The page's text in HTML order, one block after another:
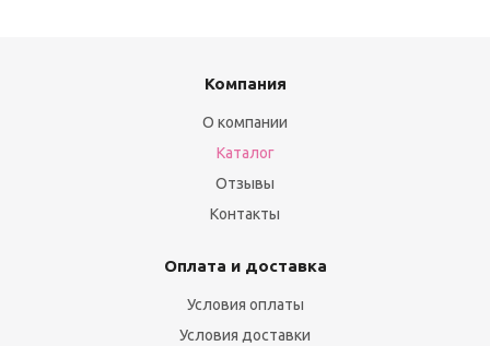
Компания
О компании
Каталог
Отзывы
Контакты
Оплата и доставка
Условия оплаты
Условия доставки